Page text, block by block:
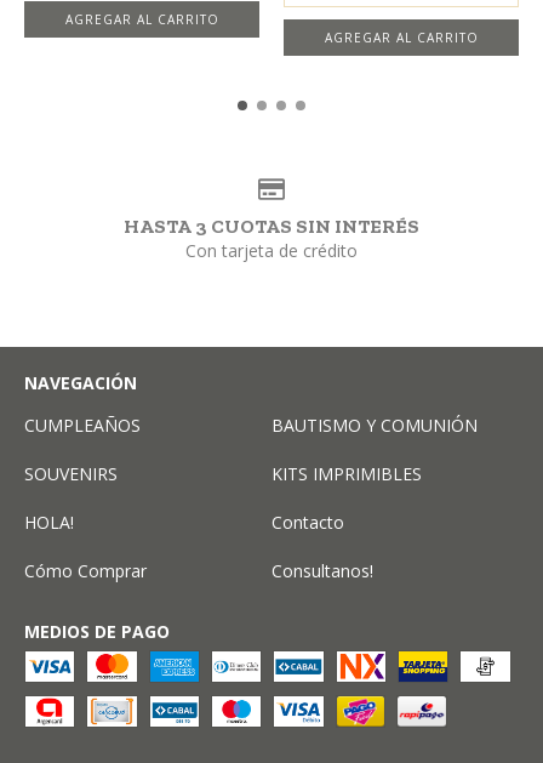
AGREGAR AL CARRITO
AGREGAR AL CARRITO
HASTA 3 CUOTAS SIN INTERÉS
Con tarjeta de crédito
NAVEGACIÓN
CUMPLEAÑOS
BAUTISMO Y COMUNIÓN
SOUVENIRS KITS IMPRIMIBLES
HOLA! Contacto
Cómo Comprar Consultanos!
MEDIOS DE PAGO